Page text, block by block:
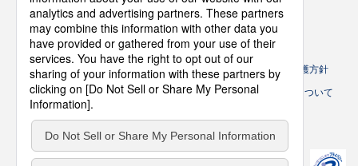
お問い合わせ アクセス
個人情報保護方針
個人情報の取扱いに
ついて
労働者派遣法に
（マージン率等）
このサイトについて
サイトマップ